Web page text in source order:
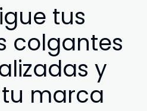
tus
colgantes
y
marca